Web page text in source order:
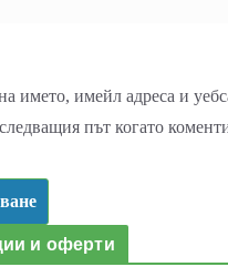
името, имейл адреса и
път когато
и оферти